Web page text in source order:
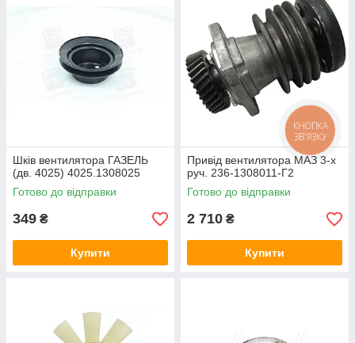
Шків вентилятора ГАЗЕЛЬ
(дв. 4025) 4025.1308025
Готово до відправки
349 ₴
Купити
Привід вентилятора МАЗ 3-х
руч. 236-1308011-Г2
Готово до відправки
2 710 ₴
Купити
КНОПКА
ЗВ'ЯЗКУ